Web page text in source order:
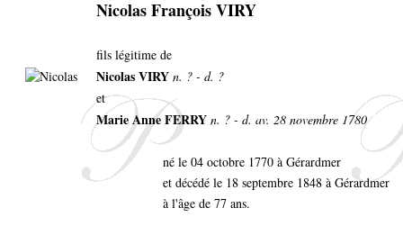
Nicolas François VIRY
fils légitime de
Nicolas VIRY n. ? - d. ?
et
Marie Anne FERRY n. ? - d. av. 28 novembre 1780
né le 04 octobre 1770 à Gérardmer
et décédé le 18 septembre 1848 à Gérardmer
à l'âge de 77 ans.